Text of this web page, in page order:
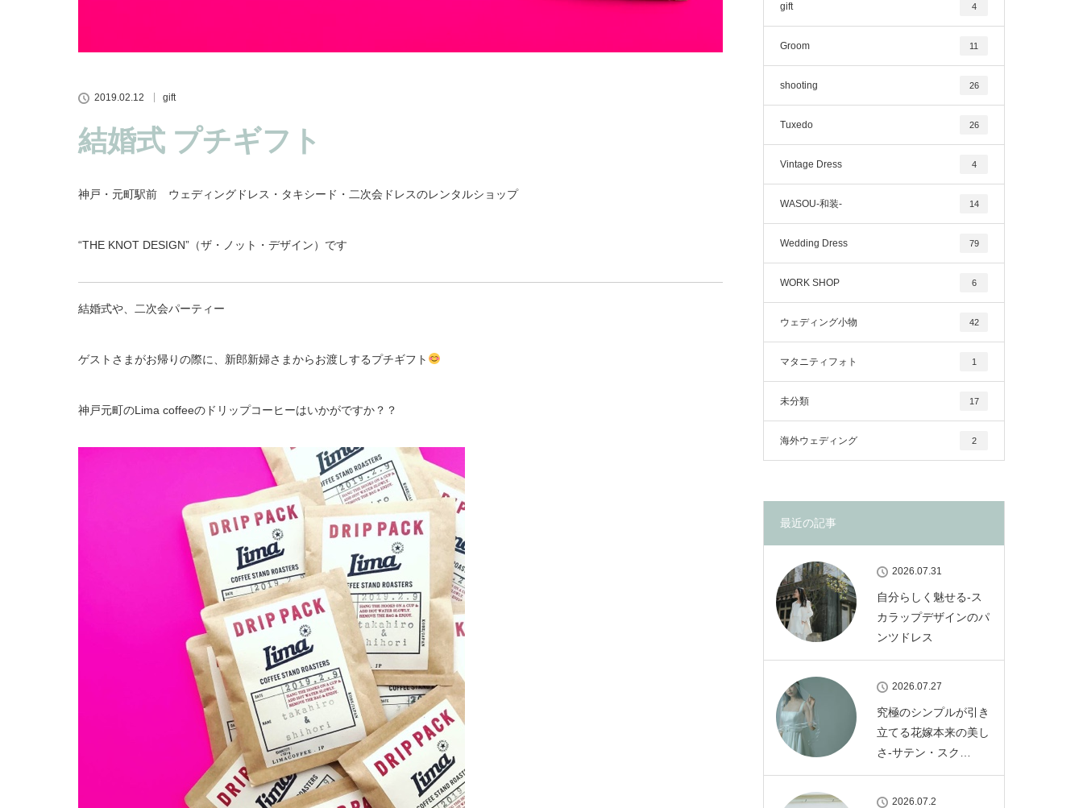
2019.02.12 gift
結婚式 プチギフト
神戸・元町駅前 ウェディングドレス・タキシード・二次会ドレスのレンタルショップ
“THE KNOT DESIGN”（ザ・ノット・デザイン）です
結婚式や、二次会パーティー
ゲストさまがお帰りの際に、新郎新婦さまからお渡しするプチギフト
神戸元町のLima coffeeのドリップコーヒーはいかがですか？？
gift 4
Groom 11
shooting 26
Tuxedo 26
Vintage Dress 4
WASOU-和装- 14
Wedding Dress 79
WORK SHOP 6
ウェディング小物 42
マタニティフォト 1
未分類 17
海外ウェディング 2
最近の記事
2026.07.31
自分らしく魅せる-ス
カラップデザインのパ
ンツドレス
2026.07.27
究極のシンプルが引き
立てる花嫁本来の美し
さ-サテン・スク…
2026.07.2